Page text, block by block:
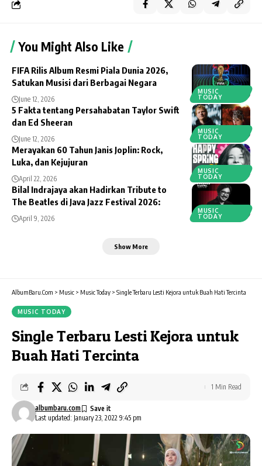
You Might Also Like
MUSIC
TODAY
FIFA Rilis Album Resmi Piala Dunia 2026,
Satukan Musisi dari Berbagai Negara
June 12, 2026
MUSIC
TODAY
5 Fakta tentang Persahabatan Taylor Swift
dan Ed Sheeran
June 12, 2026
MUSIC
TODAY
Merayakan 60 Tahun Janis Joplin: Rock,
Luka, dan Kejujuran
April 22, 2026
MUSIC
TODAY
Bilal Indrajaya akan Hadirkan Tribute to
The Beatles di Java Jazz Festival 2026:
April 9, 2026
Show More
AlbumBaru.Com > Music > Music Today > Single Terbaru Lesti Kejora untuk Buah Hati Tercinta
MUSIC TODAY
Single Terbaru Lesti Kejora untuk
Buah Hati Tercinta
Last updated: January 23, 2022 9:45 pm
albumbaru.com
1 Min Read